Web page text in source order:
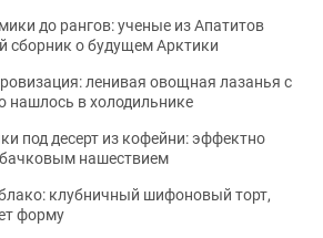
до рангов: ученые из Апатитов
сборник о будущем Арктики
ленивая овощная лазанья с
нашлось в холодильнике
под десерт из кофейни: эффектно
нашествием
клубничный шифоновый торт,
форму